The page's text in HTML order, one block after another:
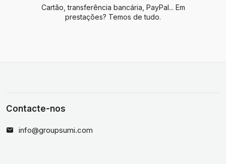
Cartão, transferência bancária, PayPal... Em
prestações? Temos de tudo.
Contacte-nos
info@groupsumi.com